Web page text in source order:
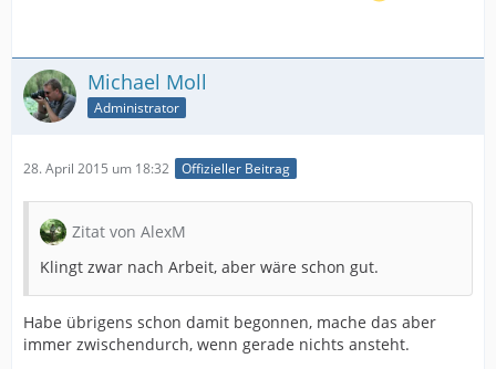
Michael Moll
Administrator
28. April 2015 um 18:32 Offizieller Beitrag
Zitat von AlexM
Klingt zwar nach Arbeit, aber wäre schon gut.
Habe übrigens schon damit begonnen, mache das aber
immer zwischendurch, wenn gerade nichts ansteht.